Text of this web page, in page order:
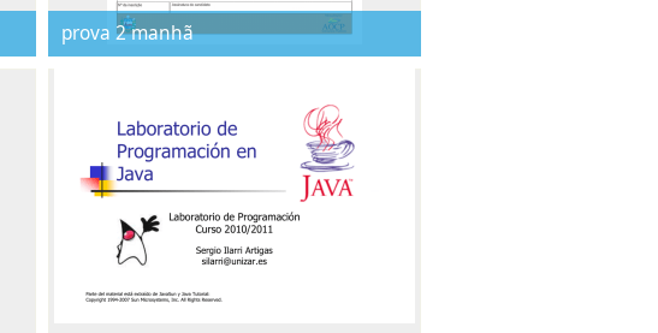
prova 2 manhã